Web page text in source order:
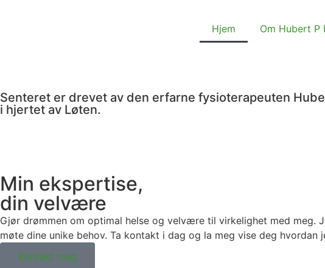
Hjem Om Hubert P
Senteret er drevet av den erfarne fysioterapeuten
i hjertet av Løten.
Min ekspertise,
din velvære
Gjør drømmen om optimal helse og velvære til virkelighet med meg.
møte dine unike behov. Ta kontakt i dag og la meg vise deg
Kontakt meg